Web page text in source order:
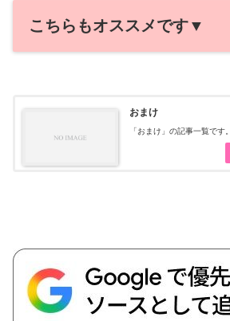
こちらもオススメです▼
おまけ
「おまけ」の記事一覧です。